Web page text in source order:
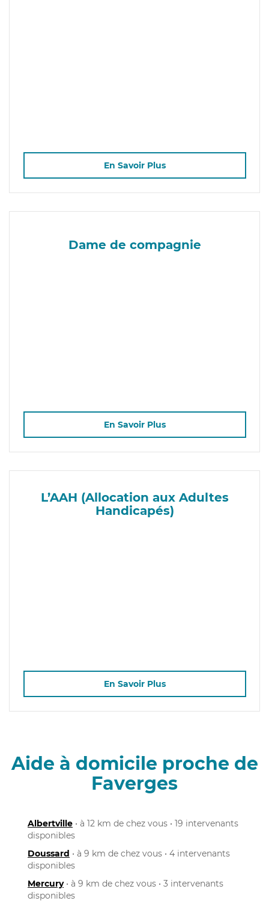
En Savoir Plus
Dame de compagnie
En Savoir Plus
L’AAH (Allocation aux Adultes
Handicapés)
En Savoir Plus
Aide à domicile proche de
Faverges
Albertville • à 12 km de chez vous • 19 intervenants
disponibles
Doussard • à 9 km de chez vous • 4 intervenants
disponibles
Mercury• à 9 km de chez vous • 3 intervenants
disponibles